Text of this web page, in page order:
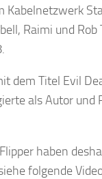
Raimi und
dem Titel Evil
als Autor und
haben
folgende